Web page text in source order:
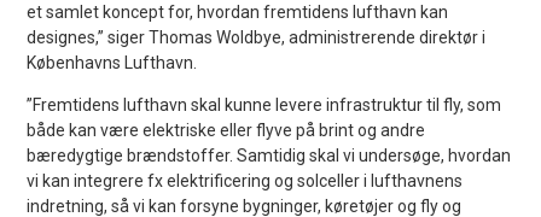
et samlet koncept for, hvordan fremtidens lufthavn kan
designes,” siger Thomas Woldbye, administrerende direktør i
Københavns Lufthavn.
”Fremtidens lufthavn skal kunne levere infrastruktur til fly, som
både kan være elektriske eller flyve på brint og andre
bæredygtige brændstoffer. Samtidig skal vi undersøge, hvordan
vi kan integrere fx elektrificering og solceller i lufthavnens
indretning, så vi kan forsyne bygninger, køretøjer og fly og